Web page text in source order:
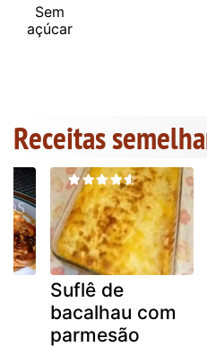
Sem
açúcar
Receitas
Suflê de
bacalhau com
parmesão